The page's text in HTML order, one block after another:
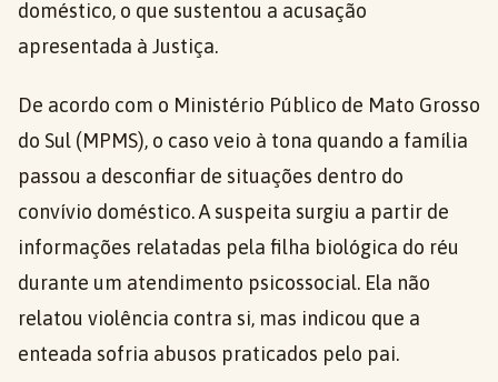
doméstico, o que sustentou a acusação
apresentada à Justiça.
De acordo com o Ministério Público de Mato Grosso
do Sul (MPMS), o caso veio à tona quando a família
passou a desconfiar de situações dentro do
convívio doméstico. A suspeita surgiu a partir de
informações relatadas pela filha biológica do réu
durante um atendimento psicossocial. Ela não
relatou violência contra si, mas indicou que a
enteada sofria abusos praticados pelo pai.